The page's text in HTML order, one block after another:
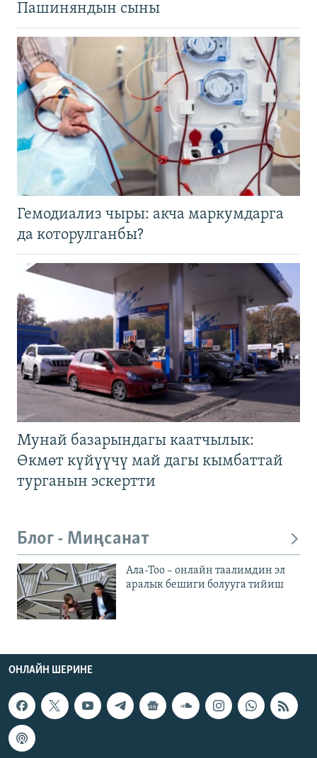
Пашиняндын сыны
Гемодиализ чыры: акча маркумдарга
да которулганбы?
Мунай базарындагы каатчылык:
Өкмөт күйүүчү май дагы кымбаттай
турганын эскертти
Блог - Миңсанат
Ала-Тоо – онлайн таалимдин эл
аралык бешиги болууга тийиш
ОНЛАЙН ШЕРИНЕ